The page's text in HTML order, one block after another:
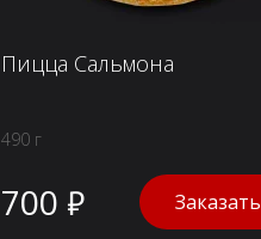
Пицца Сальмона
490 г
700 ₽ Заказать